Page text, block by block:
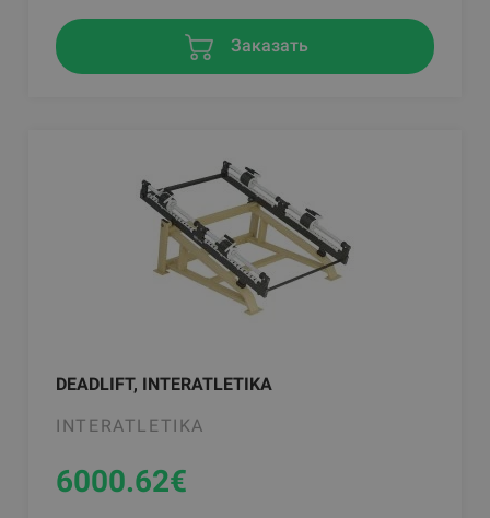
Заказать
DEADLIFT, INTERATLETIKA
INTERATLETIKA
6000.62€